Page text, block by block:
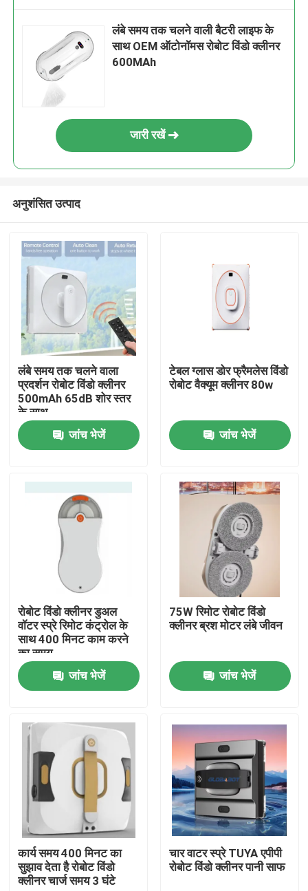
घर
हमारे बारे में
कारखाना भ्रमण
एक उद्धरण का अनुरोध करें
रोबोट वैक्यूम क्लीनर
रोबोट विंडो क्लीनर
लंबे समय तक चलने वाली बैटरी लाइफ के
साथ OEM ऑटोनॉमस रोबोट विंडो क्लीनर
600MAh
जारी रखें
अनुशंसित उत्पाद
लंबे समय तक चलने वाला
प्रदर्शन रोबोट विंडो क्लीनर
500mAh 65dB शोर स्तर
के साथ
जांच भेजें
टेबल ग्लास डोर फ्रैमलेस विंडो
रोबोट वैक्यूम क्लीनर 80w
जांच भेजें
रोबोट विंडो क्लीनर डुअल
वॉटर स्प्रे रिमोट कंट्रोल के
साथ 400 मिनट काम करने
का समय
जांच भेजें
75W रिमोट रोबोट विंडो
क्लीनर ब्रश मोटर लंबे जीवन
जांच भेजें
कार्य समय 400 मिनट का
सुझाव देता है रोबोट विंडो
क्लीनर चार्ज समय 3 घंटे
चार वाटर स्प्रे TUYA एपीपी
रोबोट विंडो क्लीनर पानी साफ